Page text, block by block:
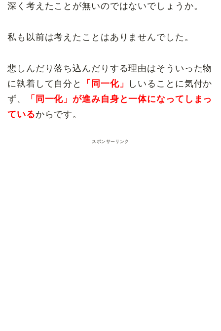
深く考えたことが無いのではないでしょうか。
私も以前は考えたことはありませんでした。
悲しんだり落ち込んだりする理由はそういった物
に執着して自分と
「同一化」
しいることに気付か
ず、
「同一化」が進み自身と一体になってしまっ
ているからです。
スポンサーリンク